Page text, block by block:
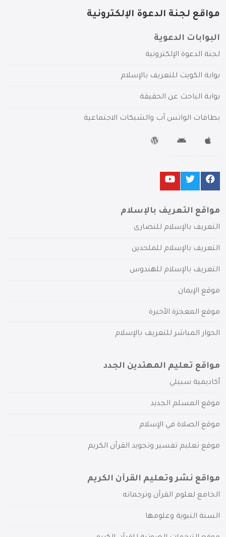
مواقع لجنة الدعوة الإلكترونية
البوابات الدعوية
لجنة الدعوة الإلكترونية
بوابة الكويت للتعريف بالإسلام
بوابة الباحث عن الحقيقة
بطاقات الواتس آب والشبكات الاجتماعية
مواقع التعريف بالإسلام
التعريف بالإسلام للنصارى
التعريف بالإسلام للملحدين
التعريف بالإسلام للهندوس
موقع الإيمان
موقع المعجزة الأخيرة
الحوار المباشر للتعريف بالإسلام
مواقع تعليم المهتدين الجدد
أكاديمية سبيلي
موقع المسلم الجديد
موقع الصلاة في الإسلام
موقع تعليم تفسير وتجويد القرآن الكريم
مواقع نشر وتعليم القرآن الكريم
الجامع لعلوم القرآن وترجماته
السنة النبوية وعلومها